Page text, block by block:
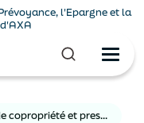
l'Epargne et la
Acquisition de lot de copropriété et prescription trentenaire